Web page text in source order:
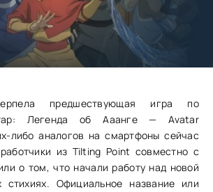
0
предшествующая игра по
Легенда об Ааанге — Avatar
либо аналогов на смартфоны сейчас
из Tilting Point совместно с
о том, что начали работу над новой
стихиях. Официальное название или